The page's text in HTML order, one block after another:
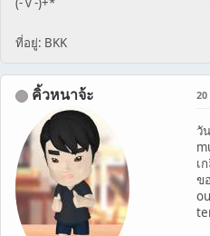
ที่อยู่: BKK
คิ้วหนาจ้ะ 20
วั
เ
ข